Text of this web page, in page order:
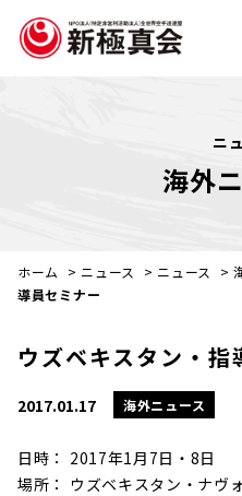
ニ
海外
ホーム > ニュース > ニュース >
導員セミナー
ウズベキスタン・指
2017.01.17 海外ニュース
日時： 2017年1月7日・8日
場所： ウズベキスタン・ナヴ